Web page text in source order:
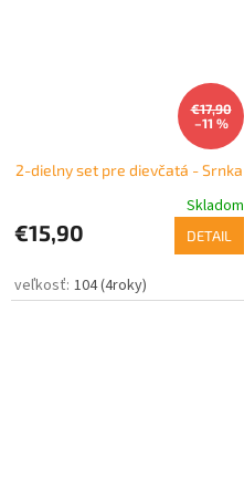
€17,90
–11 %
2-dielny set pre dievčatá - Srnka
Skladom
€15,90 DETAIL
104 (4roky)